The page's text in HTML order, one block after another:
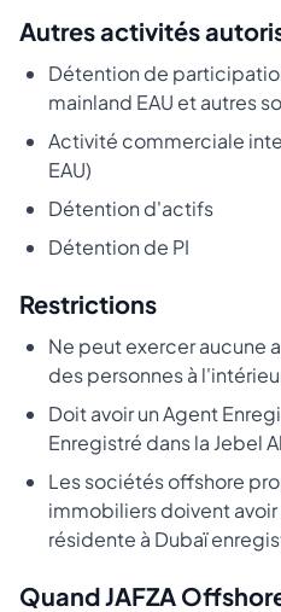
Autres activités
Détention de
mainland EAU et autres
Activité commerciale
EAU)
Détention d'actifs
Détention de PI
Restrictions
Ne peut exercer aucune
des personnes à
Doit avoir un Agent
Enregistré dans la Jebel
Les sociétés offshore
immobiliers doivent
résidente à Dubaï
Quand JAFZA